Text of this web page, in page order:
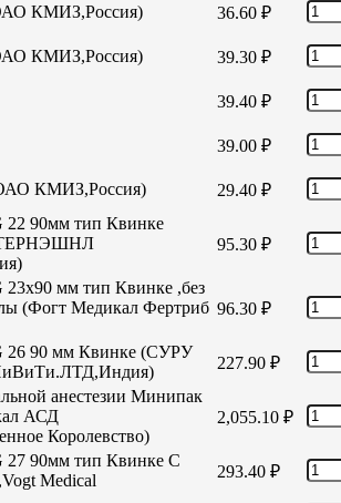
КМИЗ,Россия) 36.60 ₽
КМИЗ,Россия) 39.30 ₽
39.40 ₽
39.00 ₽
КМИЗ,Россия) 29.40 ₽
22 90мм тип Квинке
95.30 ₽
23х90 мм тип Квинке ,без
(Фогт Медикал Фертриб 96.30 ₽
26 90 мм Квинке (СУРУ
227.90 ₽
анестезии Минипак
АСД
Королевство)
2,055.10 ₽
27 90мм тип Квинке С
Medical
293.40 ₽